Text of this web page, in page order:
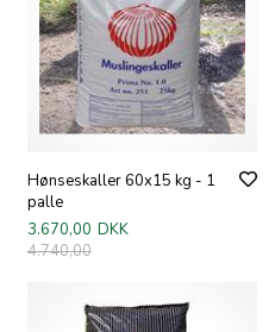
Hønseskaller 60x15 kg - 1
palle
3.670,00 DKK
4.740,00